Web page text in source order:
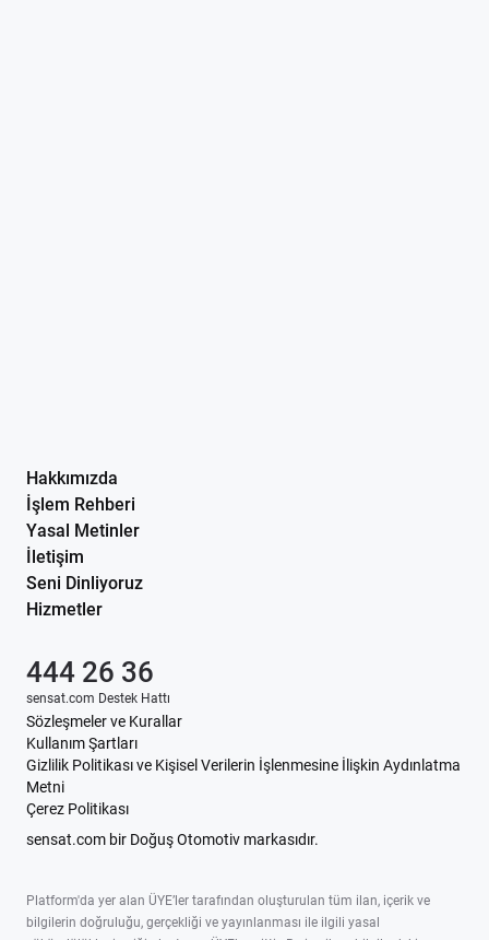
Hakkımızda
İşlem Rehberi
Yasal Metinler
İletişim
Seni Dinliyoruz
Hizmetler
Sözleşmeler ve Kurallar
Kullanım Şartları
Gizlilik Politikası ve Kişisel Verilerin İşlenmesine İlişkin Aydınlatma
Metni
Çerez Politikası
sensat.com bir Doğuş Otomotiv markasıdır.
444 26 36
sensat.com Destek Hattı
Platform'da yer alan ÜYE’ler tarafından oluşturulan tüm ilan, içerik ve
bilgilerin doğruluğu, gerçekliği ve yayınlanması ile ilgili yasal